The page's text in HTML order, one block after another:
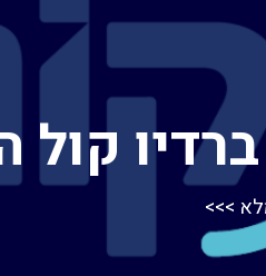
ברדיו
>>>